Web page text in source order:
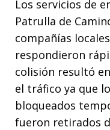
Los servicios de
Patrulla de
compañías
respondieron
colisión resultó
el tráfico ya que
bloqueados
fueron retirados